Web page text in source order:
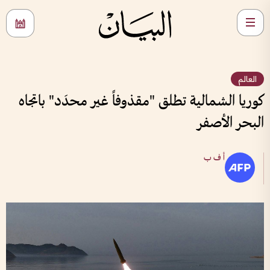
العالم
كوريا الشمالية تطلق "مقذوفاً غير محدَد" باتجاه
البحر الأصفر
أ ف ب